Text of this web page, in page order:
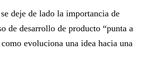
deje de lado la importancia de
de desarrollo de producto “punta a
evoluciona una idea hacia una